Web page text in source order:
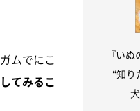
ムでにこ
てみるこ
『い
“知り